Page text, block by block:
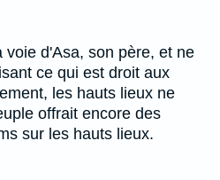
voie d'Asa, son père, et ne
ce qui est droit aux
les hauts lieux ne
offrait encore des
sur les hauts lieux.